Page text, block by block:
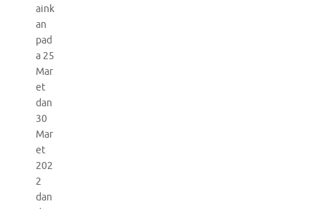
aink
an
pad
a 25
Mar
et
dan
30
Mar
et
202
2
dan